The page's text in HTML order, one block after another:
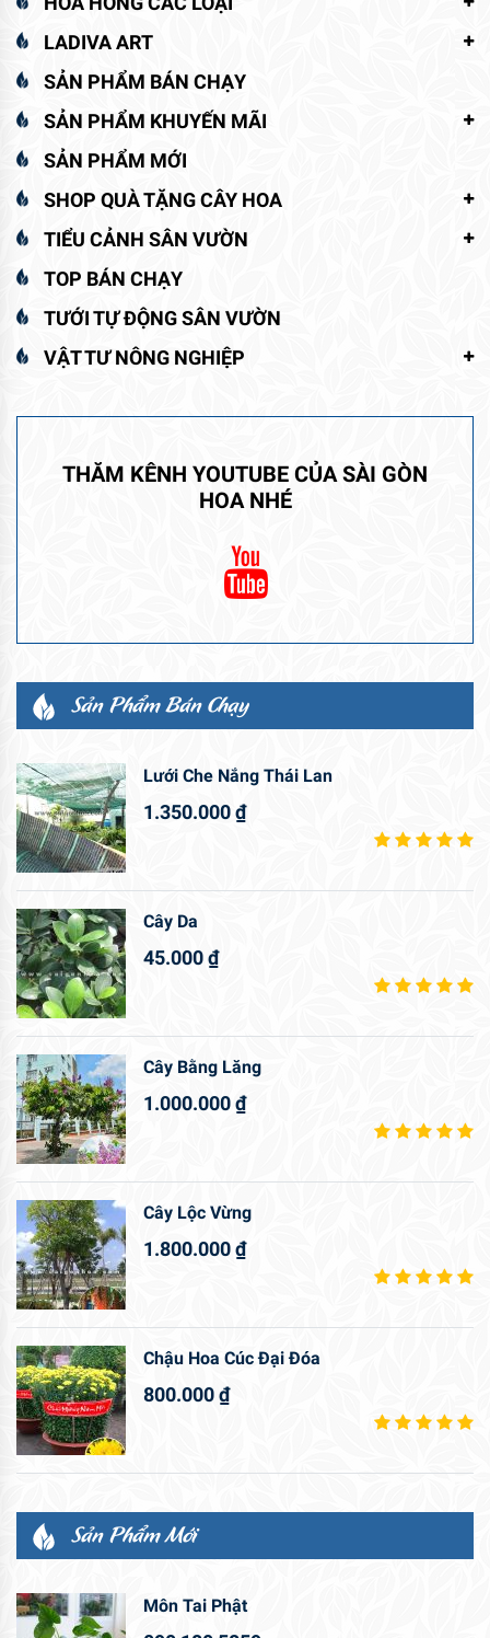
LADIVA ART
SẢN PHẨM BÁN CHẠY
SẢN PHẨM KHUYẾN MÃI
SẢN PHẨM MỚI
SHOP QUÀ TẶNG CÂY HOA
TIỂU CẢNH SÂN VƯỜN
TOP BÁN CHẠY
TƯỚI TỰ ĐỘNG SÂN VƯỜN
VẬT TƯ NÔNG NGHIỆP
THĂM KÊNH YOUTUBE CỦA SÀI GÒN
HOA NHÉ
Sản Phẩm Bán Chạy
Lưới Che Nắng Thái Lan
1.350.000₫
Cây Da
45.000₫
Cây Bằng Lăng
1.000.000₫
Cây Lộc Vừng
1.800.000₫
Chậu Hoa Cúc Đại Đóa
800.000₫
Sản Phẩm Mới
Môn Tai Phật